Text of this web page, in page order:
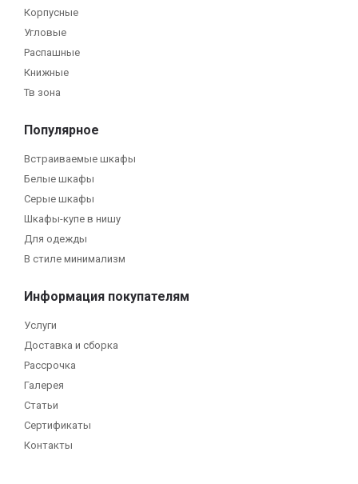
Корпусные
Угловые
Распашные
Книжные
Тв зона
Популярное
Встраиваемые шкафы
Белые шкафы
Серые шкафы
Шкафы-купе в нишу
Для одежды
В стиле минимализм
Информация покупателям
Услуги
Доставка и сборка
Рассрочка
Галерея
Статьи
Сертификаты
Контакты